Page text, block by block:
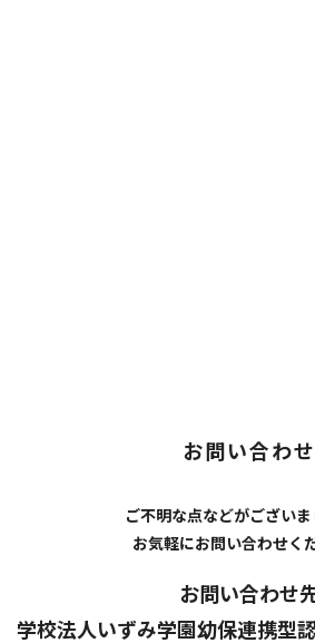
お問い合わせ
ご不明な点などがございま
お気軽にお問い合わせく
お問い合わせ
学校法人いずみ学園幼保連携型